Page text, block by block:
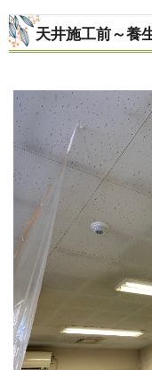
天井施工前～養